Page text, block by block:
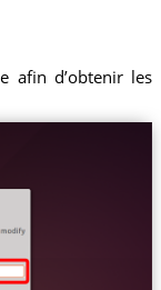
afin d’obtenir les